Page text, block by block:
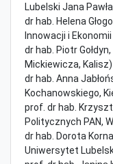
Lubelski Jana
dr hab. Helena
Innowacji i
dr hab. Piotr
Mickiewicza, Kalisz)
dr hab. Anna
Kochanowskiego,
prof. dr hab.
Politycznych PAN,
dr hab. Dorota
Uniwersytet